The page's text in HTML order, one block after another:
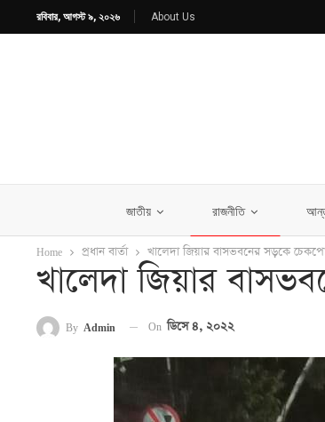
রবিবার, আগস্ট ৯, ২০২৬ About Us
জাতীয় রাজনীতি
Home প্রধান বার্তা খালেদা জিয়ার বাসভবনের সড়কে
খালেদা জিয়ার
By Admin On ডিসে ৪, ২০২২